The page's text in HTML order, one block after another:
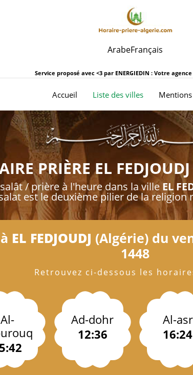
ArabeFrançais
Service proposé avec <3 par ENERGIEDIN : Votre
Accueil (current)
Liste des villes
PRIÈRE EL
/ prière à l'heure dans la ville EL
est le deuxième pilier de la religion
EL FEDJOUDJ (Algérie) du
1448
Retrouvez ci-dessous les
Al-
Ad-dohr
12:36
Al-asr
16:24